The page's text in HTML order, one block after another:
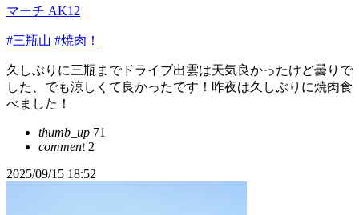
マーチ AK12
#三瓶山 #焼肉！
久しぶりに三瓶までドライブ出雲は天気良かったけど曇りで
した、でも涼しくて良かったです！昨夜は久しぶりに焼肉食
べました！
thumb_up 71
comment2
2025/09/15 18:52